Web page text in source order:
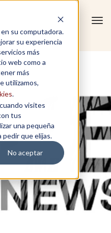
su computadora.
su experiencia
más
web como a
más
utilizamos,
.
visites
tus
una pequeña
pedir que elijas.
No aceptar